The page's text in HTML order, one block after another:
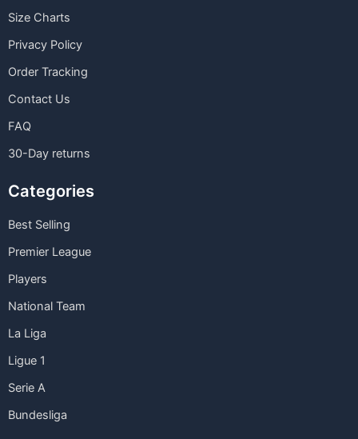
Size Charts
Privacy Policy
Order Tracking
Contact Us
FAQ
30-Day returns
Categories
Best Selling
Premier League
Players
National Team
La Liga
Ligue 1
Serie A
Bundesliga